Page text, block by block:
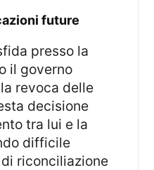
future
il governo
revoca delle
decisione
tra lui e la
difficile
riconciliazione